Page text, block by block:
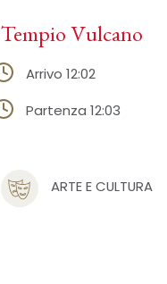
ARTE E CULTURA
Tempio Vulcano
Arrivo 12:02
Partenza 12:03